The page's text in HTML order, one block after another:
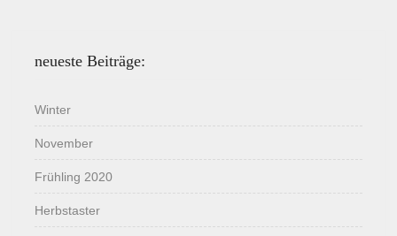
neueste Beiträge:
Winter
November
Frühling 2020
Herbstaster